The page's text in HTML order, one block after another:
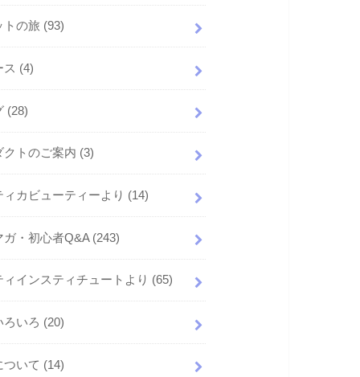
トの旅 (93)
ス (4)
(28)
クトのご案内 (3)
ィカビューティーより (14)
ガ・初心者Q&A (243)
ィインスティチュートより (65)
ろいろ (20)
ついて (14)